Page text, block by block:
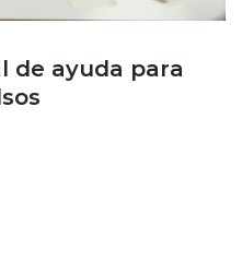
de ayuda para